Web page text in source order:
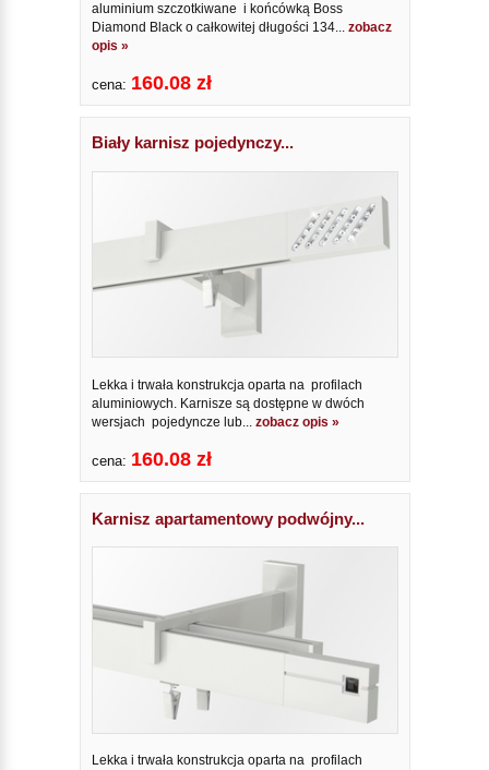
aluminium szczotkiwane i końcówką Boss
Diamond Black o całkowitej długości 134... zobacz
opis »
cena: 160.08 zł
Biały karnisz pojedynczy...
Lekka i trwała konstrukcja oparta na profilach
aluminiowych. Karnisze są dostępne w dwóch
wersjach pojedyncze lub... zobacz opis »
cena: 160.08 zł
Karnisz apartamentowy podwójny...
Lekka i trwała konstrukcja oparta na profilach